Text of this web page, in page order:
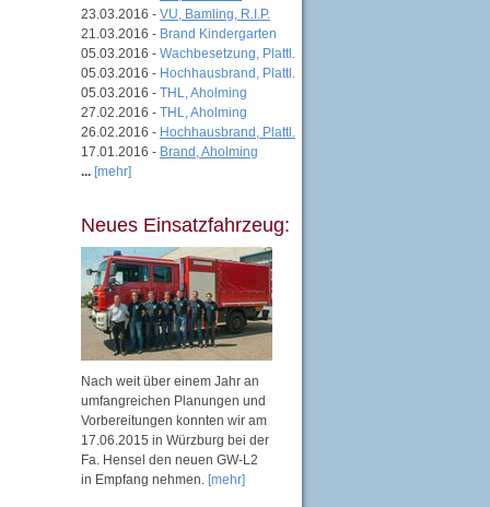
23.03.2016 - VU, Bamling, R.I.P.
21.03.2016 - Brand Kindergarten
05.03.2016 - Wachbesetzung, Plattl.
05.03.2016 - Hochhausbrand, Plattl.
05.03.2016 - THL, Aholming
27.02.2016 - THL, Aholming
26.02.2016 - Hochhausbrand, Plattl.
17.01.2016 - Brand, Aholming
... [mehr]
Neues Einsatzfahrzeug:
Nach weit über einem Jahr an
umfangreichen Planungen und
Vorbereitungen konnten wir am
17.06.2015 in Würzburg bei der
Fa. Hensel den neuen GW-L2
in Empfang nehmen. [mehr]